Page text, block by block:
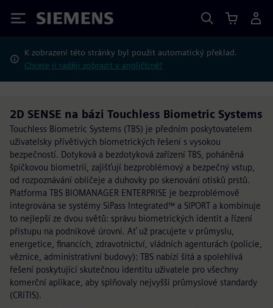
Siemens
K zobrazení této stránky byl použit automatický překlad.
Chcete ji raději zobrazit v angličtině?
2D SENSE na bázi Touchless Biometric Systems
Touchless Biometric Systems (TBS) je předním poskytovatelem
uživatelsky přívětivých biometrických řešení s vysokou
bezpečností. Dotyková a bezdotyková zařízení TBS, poháněná
špičkovou biometrií, zajišťují bezproblémový a bezpečný vstup,
od rozpoznávání obličeje a duhovky po skenování otisků prstů.
Platforma TBS BIOMANAGER ENTERPRISE je bezproblémově
integrována se systémy SiPass Integrated™ a SIPORT a kombinuje
to nejlepší ze dvou světů: správu biometrických identit a řízení
přístupu na podnikové úrovni. Ať už pracujete v průmyslu,
energetice, financích, zdravotnictví, vládních agenturách (policie,
věznice, administrativní budovy): TBS nabízí šitá a spolehlivá
řešení poskytující skutečnou identitu uživatele pro všechny
komerční aplikace, aby splňovaly nejvyšší průmyslové standardy
(CRITIS).